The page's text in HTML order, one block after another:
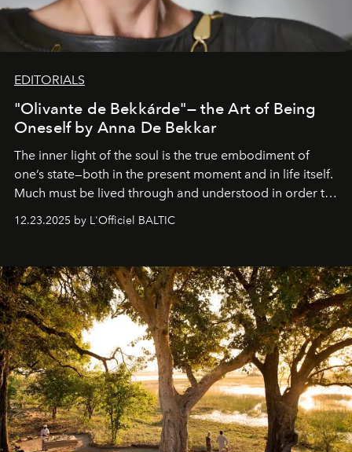
EDITORIALS
"Olivante de Bekkárde"— the Art of Being
Oneself by Anna De Bekkar
The inner light of the soul is the true embodiment of
one’s state—both in the present moment and in life itself.
Much must be lived through and understood in order to
everyone sees at once, not everyone understands
away. Time is essential, for beneath countless irresistible
masks, something truly beautiful hides modestly, without
seeking attention. To perceive the real essence, one
needs the art of reinterpretation. We have named this
look "Olivante".
12.23.2025 by L'Officiel BALTIC